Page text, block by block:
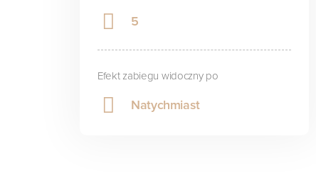
5
Efekt zabiegu widoczny po
Natychmiast